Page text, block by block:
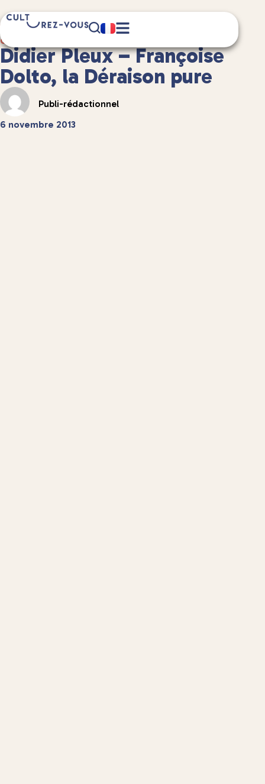
Culture
4 minute(s) de lecture
Didier Pleux – Françoise
Dolto, la Déraison pure
Publi-rédactionnel
6 novembre 2013